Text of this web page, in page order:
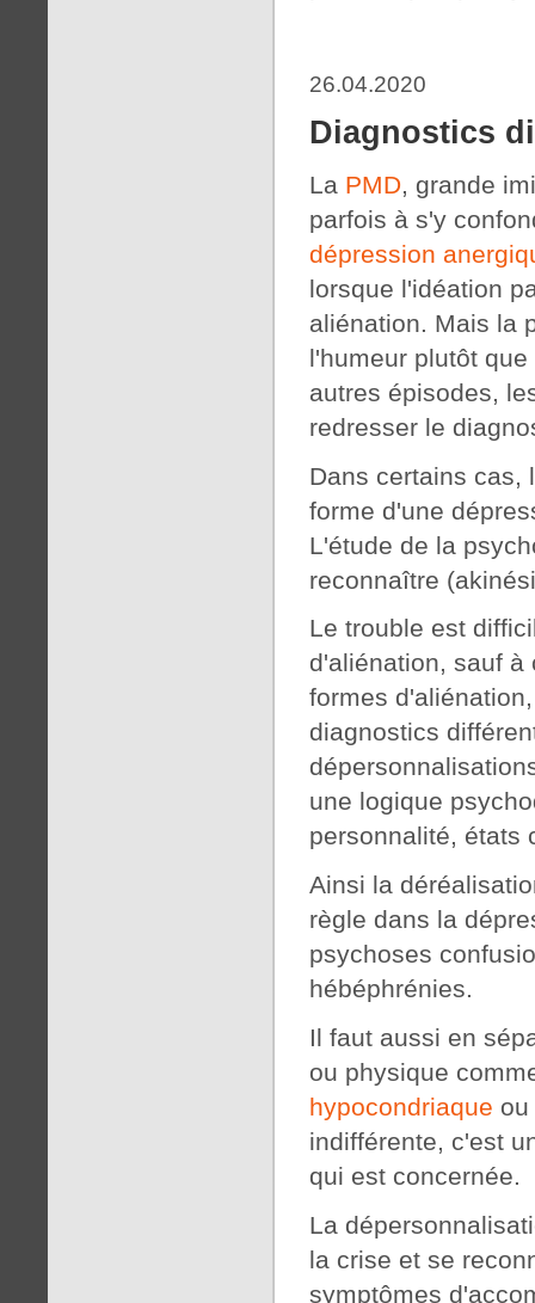
26.04.2020
Diagnostics
La PMD, grande
parfois à s'y
dépression
lorsque l'idéation
aliénation. Mais la
l'humeur plutôt
autres épisodes,
redresser le
Dans certains cas,
forme d'une
L'étude de la
reconnaître
Le trouble est
d'aliénation, sauf à
formes
diagnostics
une logique
personnalité, états
Ainsi la
règle dans la
psychoses
hébéphrénies.
Il faut aussi en
ou physique
hypocondriaque
indifférente, c'est
qui est concernée.
La
la crise et se
symptômes